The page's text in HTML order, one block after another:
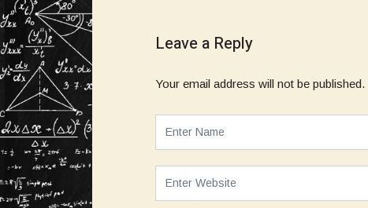
Leave a Reply
Your email address will not be published.